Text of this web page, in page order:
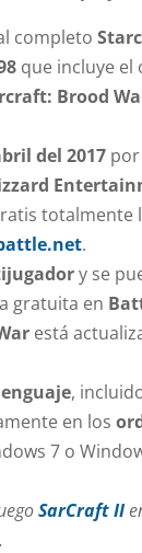
completo
que incluye
Brood
del 2017
totalmente
.
y se
gratuita en
está
,
en los
7 o
SarCraft II